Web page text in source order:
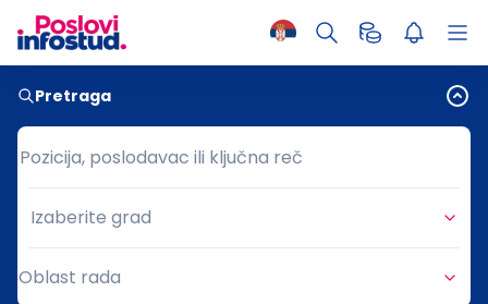
Pretraga
Pozicija, poslodavac ili ključna reč
Pozicija, poslodavac ili ključna reč
Grad
Izaberite grad
Oblast rada